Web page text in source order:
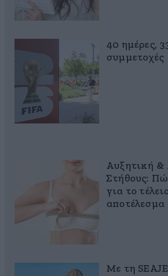
40 ημέρες,
συμμετοχές
Αυξητική &
Στήθους:
για το
αποτέλεσμα
Με τη